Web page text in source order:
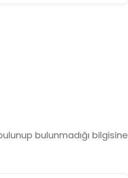
bulunmadığı bilgisine